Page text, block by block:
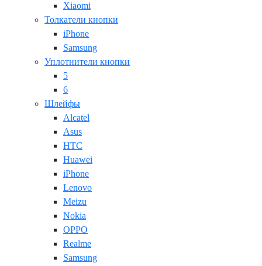
Xiaomi
Толкатели кнопки
iPhone
Samsung
Уплотнители кнопки
5
6
Шлейфы
Alcatel
Asus
HTC
Huawei
iPhone
Lenovo
Meizu
Nokia
OPPO
Realme
Samsung